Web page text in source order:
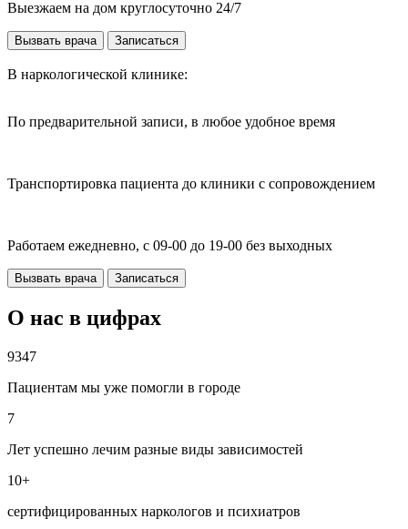
Выезжаем на дом круглосуточно 24/7
Вызвать врача Записаться
В наркологической клинике:
По предварительной записи, в любое удобное время
Транспортировка пациента до клиники с сопровождением
Работаем ежедневно, с 09-00 до 19-00 без выходных
Вызвать врача Записаться
О нас в цифрах
9347
Пациентам мы уже помогли в городе
7
Лет успешно лечим разные виды зависимостей
10+
сертифицированных наркологов и психиатров